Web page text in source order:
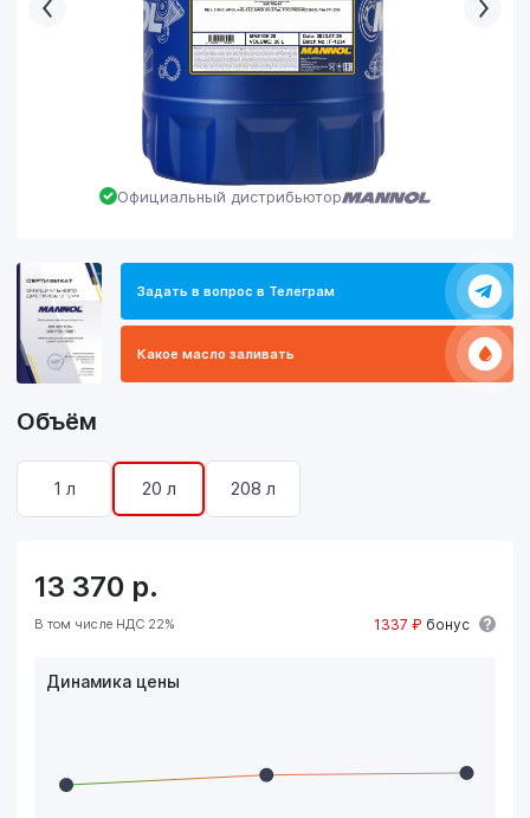
Официальный дистрибьютор
Задать в вопрос в Телеграм
Какое масло заливать
Объём
1 л 20 л 208 л
13 370 р.
В том числе НДС 22% 1337 ₽ бонус
Динамика цены